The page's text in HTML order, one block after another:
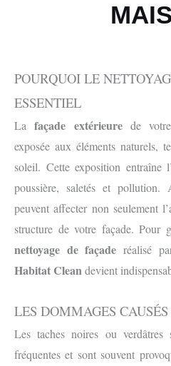
POURQUOI LE
ESSENTIEL
Lafaçade extérieurede votre
exposée aux éléments
soleil. Cette exposition entraîne
poussière, saletés et pollution.
peuvent affecter non seulement
structure de votre façade. Pour
nettoyage de façade réalisé
Habitat Cleandevient
LES DOMMAGES
Les taches noires ou
fréquentes et sont souvent